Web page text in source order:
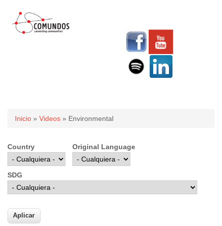
Usted está aquí
Inicio » Videos » Environmental
Country Original Language
SDG